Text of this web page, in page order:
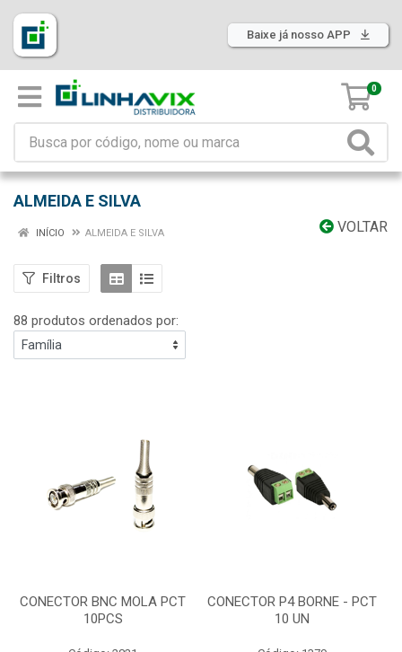
Baixe já nosso APP
0
ALMEIDA E SILVA
VOLTAR
INÍCIO ALMEIDA E SILVA
Filtros
88 produtos ordenados por:
CONECTOR BNC MOLA PCT
10PCS
CONECTOR P4 BORNE - PCT
10 UN